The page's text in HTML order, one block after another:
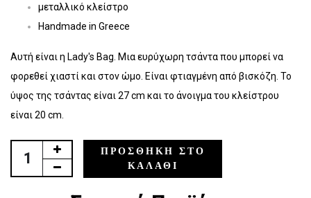
μεταλλικό κλείστρο
Handmade in Greece
Αυτή είναι η Lady's Bag. Μια ευρύχωρη τσάντα που μπορεί να
φορεθεί χιαστί και στον ώμο. Είναι φτιαγμένη από βισκόζη. Το
ύψος της τσάντας είναι 27 cm και το άνοιγμα του κλείστρου
είναι 20 cm.
ΠΡΟΣΘΉΚΗ ΣΤΟ
ΚΑΛΆΘΙ